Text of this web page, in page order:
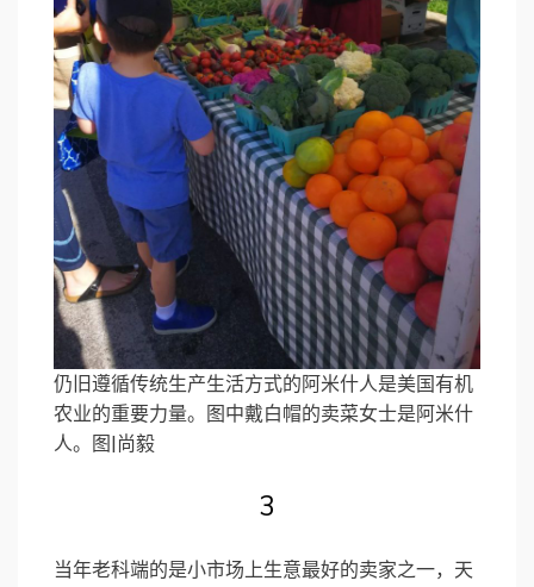
仍旧遵循传统生产生活方式的阿米什人是美国有机
农业的重要力量。图中戴白帽的卖菜女士是阿米什
人。图|尚毅
3
当年老科端的是小市场上生意最好的卖家之一，天